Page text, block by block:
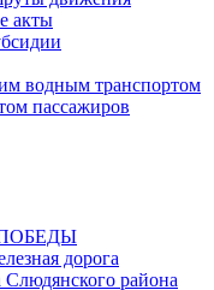
акты
водным транспортом
пассажиров
дорога
района